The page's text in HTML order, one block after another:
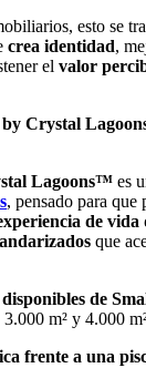
esto se
crea identidad,
el valor
by Crystal
Lagoons™ es
, pensado para que
de vida
que
de
m² y 4.000
frente a una